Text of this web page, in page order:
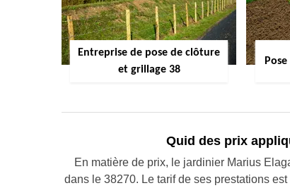
Entreprise de pose de clôture
et grillage 38
Quid des prix
En matière de prix, le jardinier Marius
dans le 38270. Le tarif de ses prestations